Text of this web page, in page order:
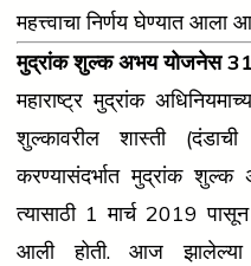
महत्त्वाचा निर्णय घेण्यात आला
मुद्रांक शुल्क अभय योजनेस 31
महाराष्ट्र मुद्रांक
शुल्कावरील शास्ती
करण्यासंदर्भात मुद्रांक
त्यासाठी 1 मार्च 2019
आली होती. आज झालेल्या